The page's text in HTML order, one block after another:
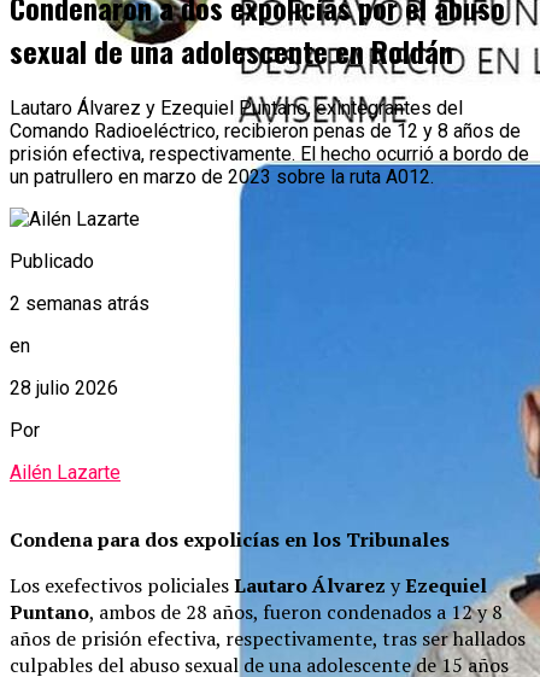
sexual de una adolescente en Roldán
Lautaro Álvarez y Ezequiel Puntano, exintegrantes del
Comando Radioeléctrico, recibieron penas de 12 y 8 años de
prisión efectiva, respectivamente. El hecho ocurrió a bordo de
un patrullero en marzo de 2023 sobre la ruta A012.
Publicado
2 semanas atrás
en
28 julio 2026
Por
Ailén Lazarte
Condena para dos expolicías en los Tribunales
Los exefectivos policialesLautaro Álvarez yEzequiel
Puntano, ambos de 28 años, fueron condenados a 12 y 8
años de prisión efectiva, respectivamente, tras ser hallados
culpables del abuso sexual de una adolescente de 15 años